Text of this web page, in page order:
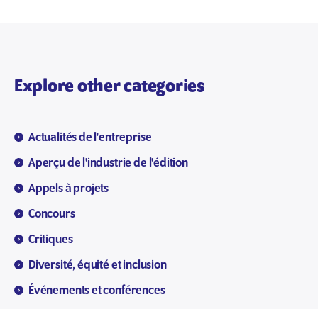
Explore other categories
Actualités de l'entreprise
Aperçu de l'industrie de l'édition
Appels à projets
Concours
Critiques
Diversité, équité et inclusion
Événements et conférences